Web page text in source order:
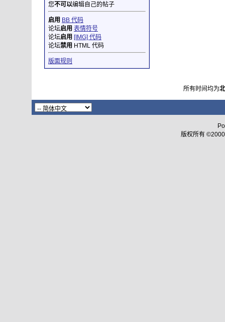
您不可以编辑自己的帖子
启用 BB 代码
论坛启用 表情符号
论坛启用 [IMG] 代码
论坛禁用 HTML 代码
版面规则
所有时间均为
版权所有